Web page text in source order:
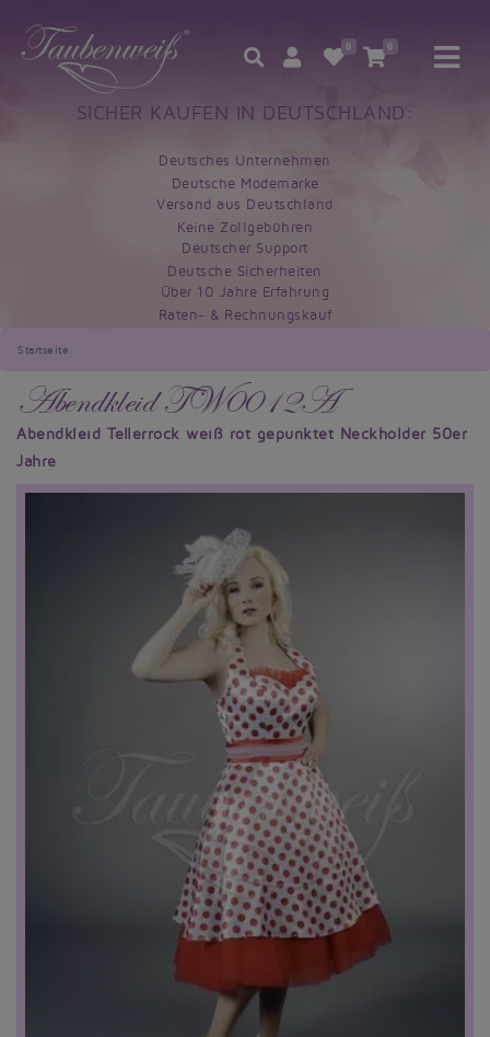
0 0
SICHER KAUFEN IN DEUTSCHLAND:
Deutsches Unternehmen
Deutsche Modemarke
Versand aus Deutschland
Keine Zollgebühren
Deutscher Support
Deutsche Sicherheiten
Über 10 Jahre Erfahrung
Raten- & Rechnungskauf
Startseite
Abendkleid TW0012A
Abendkleid Tellerrock weiß rot gepunktet Neckholder 50er
Jahre